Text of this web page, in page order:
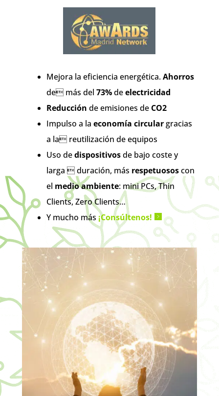
Mejora la eficiencia energética.Ahorros
de más del 73%deelectricidad
Reducción de emisiones de CO2
Impulso a la economía circulargracias
a la reutilización de equipos
Uso dedispositivosde bajo coste y
larga  duración, más respetuososcon
el medioambiente: mini PCs, Thin
Clients, Zero Clients…
Y mucho más ¡Consúltenos!